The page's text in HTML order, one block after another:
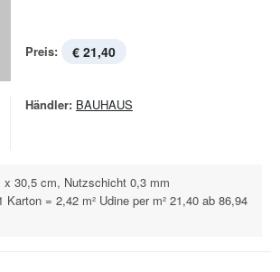
Preis: € 21,40
Händler: BAUHAUS
x 30,5 cm, Nutzschicht 0,3 mm
Karton = 2,42 m² Udine per m² 21,40 ab 86,94